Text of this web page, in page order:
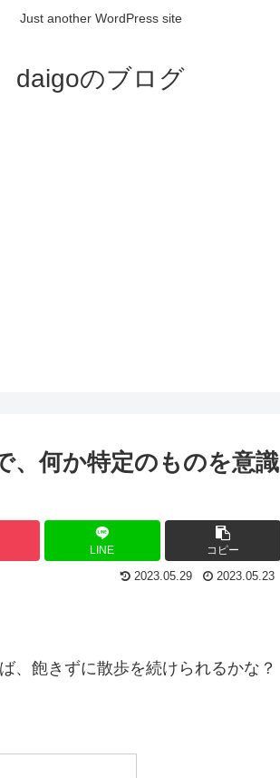
Just another WordPress site
daigoのブログ
、何か特定のものを意識
LINE コピー
2023.05.29 2023.05.23
、飽きずに散歩を続けられるかな？